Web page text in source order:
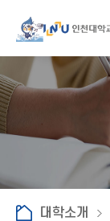
대학소개